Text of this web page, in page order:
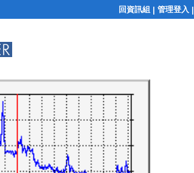
回資訊組 | 管理登入 |